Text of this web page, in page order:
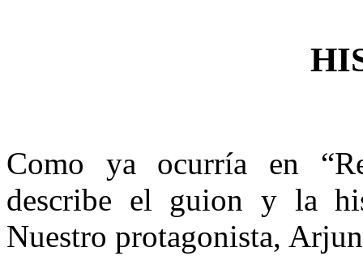
Como ya ocurría en
describe el guion y la
Nuestro protagonista,